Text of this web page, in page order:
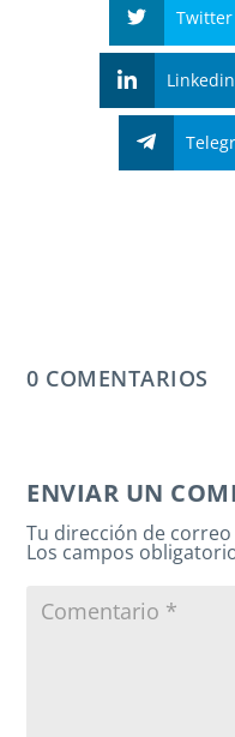
Twitter
Linkedin
0 COMENTARIOS
ENVIAR UN
Tu dirección de
Los campos